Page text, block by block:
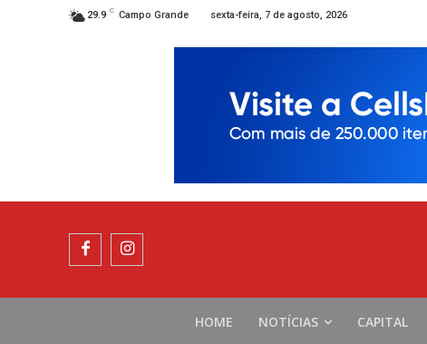
29.9 C Campo Grande sexta-feira, 7 de agosto, 2026
HOME NOTÍCIAS CAPITAL